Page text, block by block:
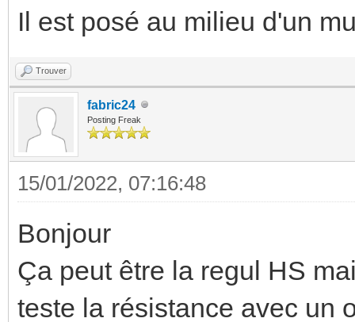
Il est posé au milieu d'un
Trouver
fabric24
Posting Freak
15/01/2022, 07:16:48
Bonjour
Ça peut être la regul HS
teste la résistance avec un